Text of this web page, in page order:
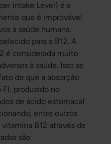
Intake Level) é a
que é improvável
à saúde humana.
para a B12. A
é considerada muito
à saúde. Isso se
de que a absorção
FI, produzido no
de ácido estomacal
entre outros
B12 através de
são